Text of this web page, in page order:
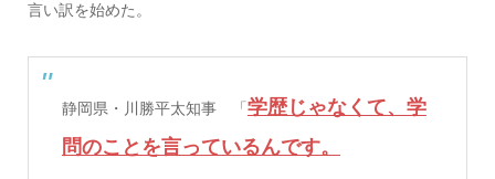
言い訳を始めた。
静岡県・川勝平太知事 「 学歴じゃなくて、学
問のことを言っているんです。